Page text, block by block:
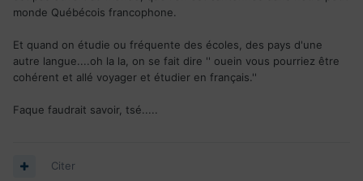
monde Québécois francophone.
Et quand on étudie ou fréquente des écoles, des pays d'une
autre langue....oh la la, on se fait dire '' ouein vous pourriez être
cohérent et allé voyager et étudier en français.''
Faque faudrait savoir, tsé.....
Citer